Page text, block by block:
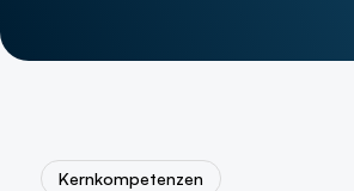
Kernkompetenzen